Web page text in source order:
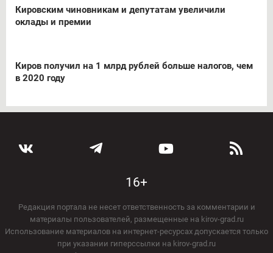
Кировским чиновникам и депутатам увеличили
оклады и премии
Киров получил на 1 млрд рублей больше налогов, чем
в 2020 году
16+
Редакция портала не несет ответственность за комментарии и
материалы пользователей, размещенные на kirov-grad.ru
Использование материалов на интернет-ресурсах допускается только
при указании гиперссылки на kirov-grad.ru